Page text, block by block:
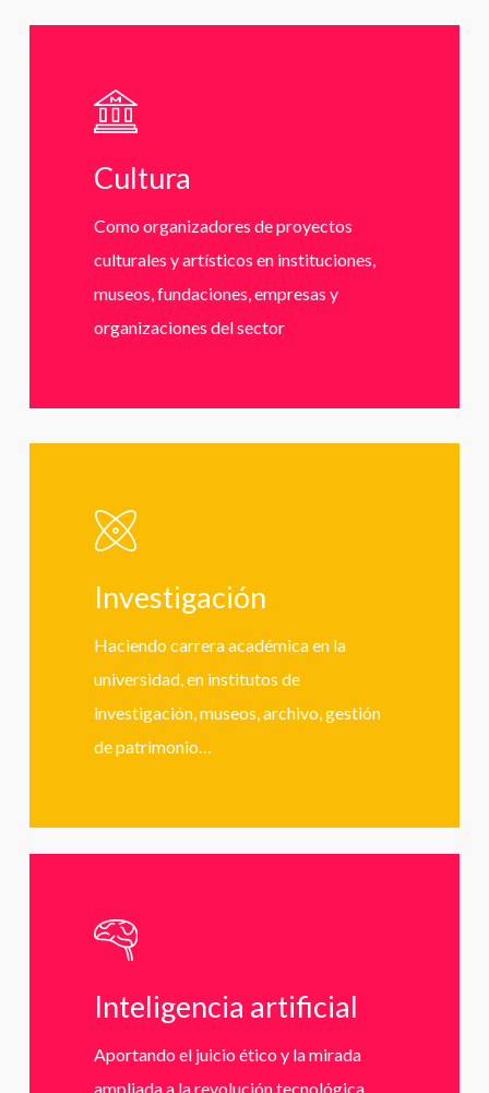
Cultura
Como organizadores de proyectos
culturales y artísticos en instituciones,
museos, fundaciones, empresas y
organizaciones del sector
Investigación
Haciendo carrera académica en la
universidad, en institutos de
investigación, museos, archivo, gestión
de patrimonio…
Inteligencia artificial
Aportando el juicio ético y la mirada
ampliada a la revolución tecnológica